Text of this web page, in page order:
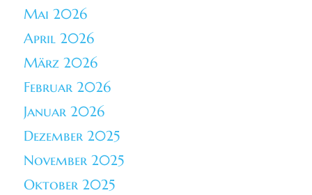
Mai 2026
April 2026
März 2026
Februar 2026
Januar 2026
Dezember 2025
November 2025
Oktober 2025